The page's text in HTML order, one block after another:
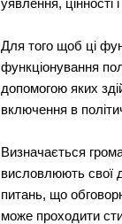
уявлення, цінності
Для того щоб ці
функціонування
допомогою яких
включення в
Визначається
висловлюють свої
питань, що
може проходити